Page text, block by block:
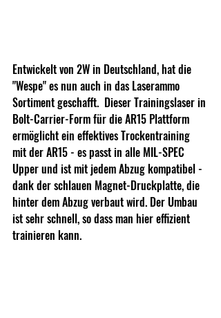
Entwickelt von 2W in Deutschland, hat die
"Wespe" es nun auch in das Laserammo
Sortiment geschafft.  Dieser Trainingslaser in
Bolt-Carrier-Form für die AR15 Plattform
ermöglicht ein effektives Trockentraining
mit der AR15 - es passt in alle MIL-SPEC
Upper und ist mit jedem Abzug kompatibel -
dank der schlauen Magnet-Druckplatte, die
hinter dem Abzug verbaut wird. Der Umbau
ist sehr schnell, so dass man hier effizient
trainieren kann.